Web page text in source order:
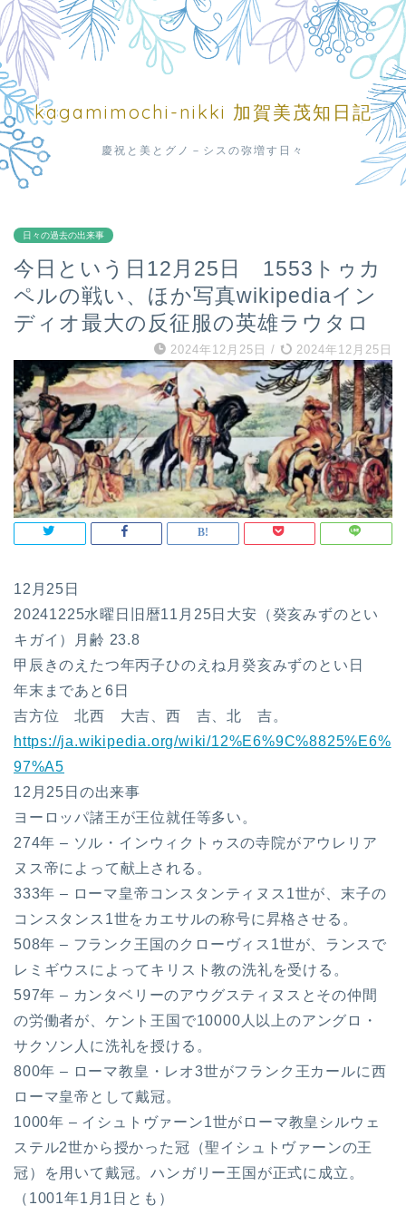
kagamimochi-nikki 加賀美茂知日記
慶祝と美とグノ－シスの弥増す日々
日々の過去の出来事
今日という日12月25日 1553トゥカ
ペルの戦い、ほか写真wikipediaイン
ディオ最大の反征服の英雄ラウタロ
2024年12月25日 / 2024年12月25日
12月25日
20241225水曜日旧暦11月25日大安（癸亥みずのとい
キガイ）月齢 23.8
甲辰きのえたつ年丙子ひのえね月癸亥みずのとい日
年末まであと6日
吉方位 北西 大吉、西 吉、北 吉。
https://ja.wikipedia.org/wiki/12%E6%9C%8825%E6%
97%A5
12月25日の出来事
ヨーロッパ諸王が王位就任等多い。
274年 – ソル・インウィクトゥスの寺院がアウレリア
ヌス帝によって献上される。
333年 – ローマ皇帝コンスタンティヌス1世が、末子の
コンスタンス1世をカエサルの称号に昇格させる。
508年 – フランク王国のクローヴィス1世が、ランスで
レミギウスによってキリスト教の洗礼を受ける。
597年 – カンタベリーのアウグスティヌスとその仲間
の労働者が、ケント王国で10000人以上のアングロ・
サクソン人に洗礼を授ける。
800年 – ローマ教皇・レオ3世がフランク王カールに西
ローマ皇帝として戴冠。
1000年 – イシュトヴァーン1世がローマ教皇シルウェ
ステル2世から授かった冠（聖イシュトヴァーンの王
冠）を用いて戴冠。ハンガリー王国が正式に成立。
（1001年1月1日とも）